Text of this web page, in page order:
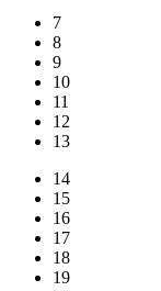
7
8
9
10
11
12
13
14
15
16
17
18
19